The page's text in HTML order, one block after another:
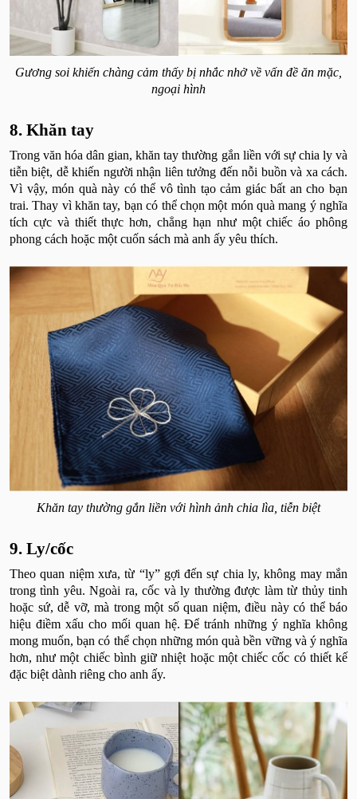
Gương soi khiến chàng cảm thấy bị nhắc nhở về vấn đề ăn mặc,
ngoại hình
8. Khăn tay
Trong văn hóa dân gian, khăn tay thường gắn liền với sự chia ly và
tiễn biệt, dễ khiến người nhận liên tưởng đến nỗi buồn và xa cách.
Vì vậy, món quà này có thể vô tình tạo cảm giác bất an cho bạn
trai. Thay vì khăn tay, bạn có thể chọn một món quà mang ý nghĩa
tích cực và thiết thực hơn, chẳng hạn như một chiếc áo phông
phong cách hoặc một cuốn sách mà anh ấy yêu thích.
Khăn tay thường gắn liền với hình ảnh chia lìa, tiễn biệt
9. Ly/cốc
Theo quan niệm xưa, từ “ly” gợi đến sự chia ly, không may mắn
trong tình yêu. Ngoài ra, cốc và ly thường được làm từ thủy tinh
hoặc sứ, dễ vỡ, mà trong một số quan niệm, điều này có thể báo
hiệu điềm xấu cho mối quan hệ. Để tránh những ý nghĩa không
mong muốn, bạn có thể chọn những món quà bền vững và ý nghĩa
hơn, như một chiếc bình giữ nhiệt hoặc một chiếc cốc có thiết kế
đặc biệt dành riêng cho anh ấy.